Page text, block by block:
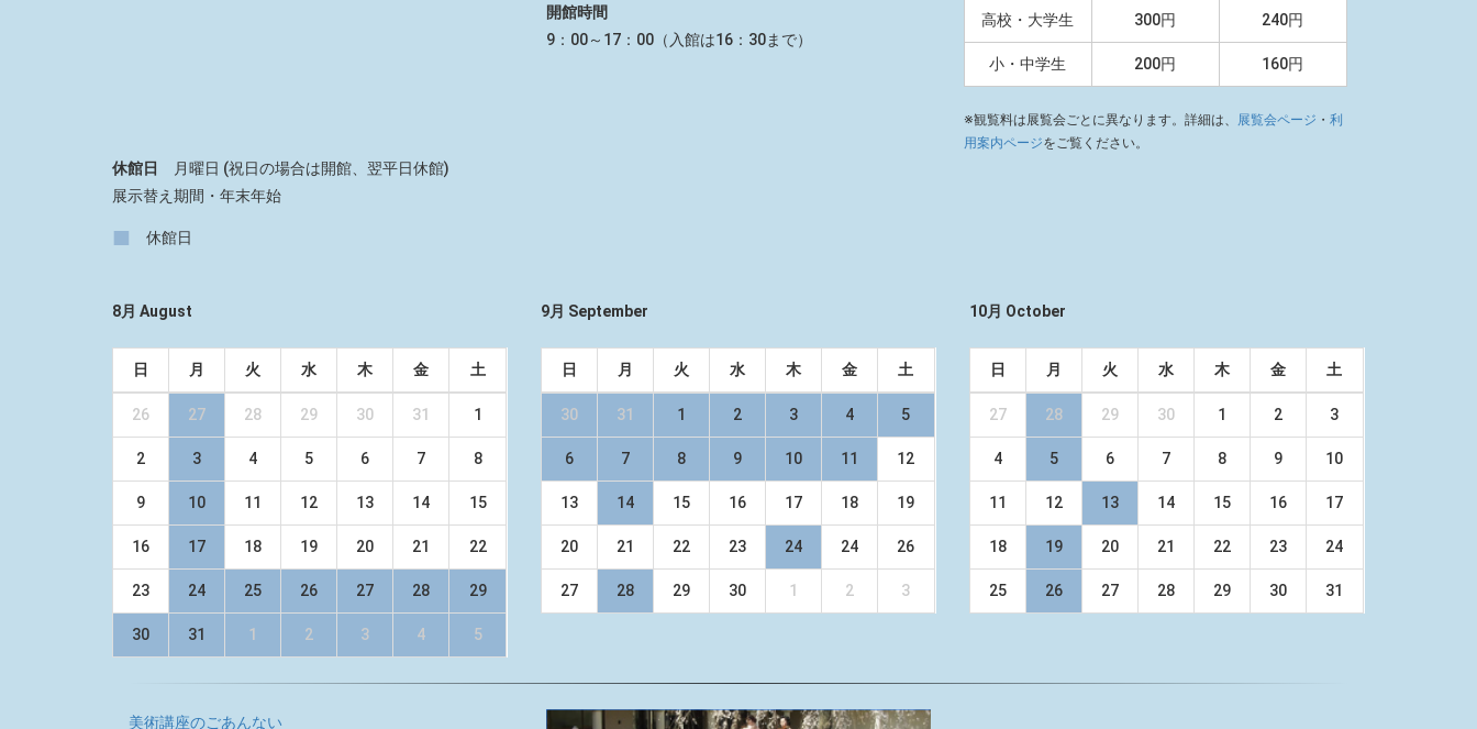
開館時間
9：00～17：00（入館は16：30まで）
高校・大学生 300円 240円
小・中学生 200円 160円
※観覧料は展覧会ごとに異なります。詳細は、 展覧会ページ ・ 利
用案内ページをご覧ください。
休館日
月曜日 (祝日の場合は開館、翌平日休館)
展示替え期間・年末年始
■ 休館日
8月 August
日 月 火 水 木 金 土
26 27 28 29 30 31 1
2 3 4 5 6 7 8
9 10 11 12 13 14 15
16 17 18 19 20 21 22
23 24 25 26 27 28 29
30 31 1 2 3 4 5
9月 September
日 月 火 水 木 金 土
30 31 1 2 3 4 5
6 7 8 9 10 11 12
13 14 15 16 17 18 19
20 21 22 23 24 24 26
27 28 29 30 1 2 3
10月 October
日 月 火 水 木 金 土
27 28 29 30 1 2 3
4 5 6 7 8 9 10
11 12 13 14 15 16 17
18 19 20 21 22 23 24
25 26 27 28 29 30 31
美術講座のごあんない